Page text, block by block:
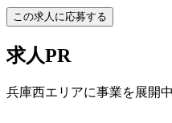
この求人に応募する
求人PR
兵庫西エリアに事業を展開